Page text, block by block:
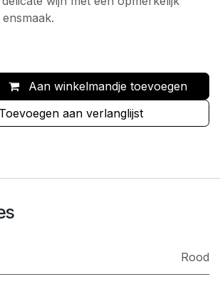
Aan winkelmandje toevoegen
Toevoegen aan verlanglijst
Rood